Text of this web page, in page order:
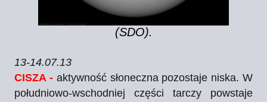
(SDO).
13-14.07.13
CISZA -aktywność słoneczna pozostaje niska. W
południowo-wschodniej części tarczy powstaje